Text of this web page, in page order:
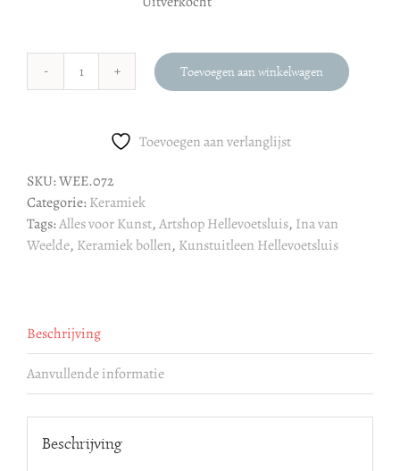
Ina
bollen
aantal
Toevoegen aan winkelwagen
Toevoegen aan verlanglijst
SKU:WEE.072
Categorie:Keramiek
Tags:Alles voor Kunst,Artshop Hellevoetsluis, Ina van
Weelde, Keramiek bollen, Kunstuitleen Hellevoetsluis
Beschrijving
Aanvullende informatie
Beschrijving